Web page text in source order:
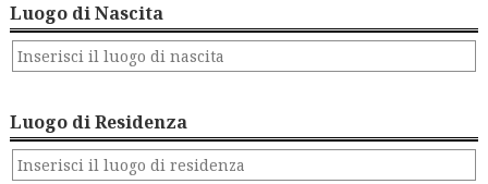
Luogo di Nascita
Luogo di Residenza